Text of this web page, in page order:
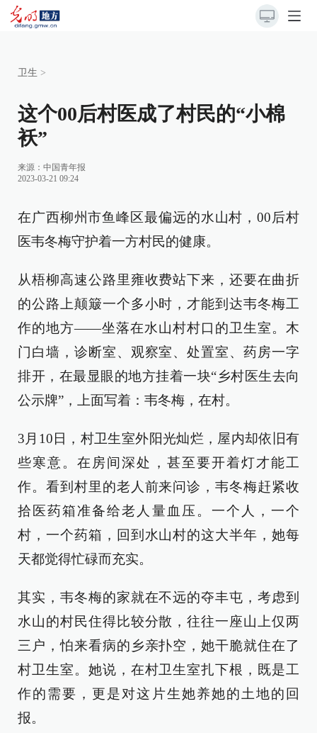
卫生 >
这个00后村医成了村民的“小棉
袄”
来源： 中国青年报
2023-03-21 09:24
在广西柳州市鱼峰区最偏远的水山村，00后村
医韦冬梅守护着一方村民的健康。
从梧柳高速公路里雍收费站下来，还要在曲折
的公路上颠簸一个多小时，才能到达韦冬梅工
作的地方——坐落在水山村村口的卫生室。木
门白墙，诊断室、观察室、处置室、药房一字
排开，在最显眼的地方挂着一块“乡村医生去向
公示牌”，上面写着：韦冬梅，在村。
3月10日，村卫生室外阳光灿烂，屋内却依旧有
些寒意。在房间深处，甚至要开着灯才能工
作。看到村里的老人前来问诊，韦冬梅赶紧收
拾医药箱准备给老人量血压。一个人，一个
村，一个药箱，回到水山村的这大半年，她每
天都觉得忙碌而充实。
其实，韦冬梅的家就在不远的夺丰屯，考虑到
水山的村民住得比较分散，往往一座山上仅两
三户，怕来看病的乡亲扑空，她干脆就住在了
村卫生室。她说，在村卫生室扎下根，既是工
作的需要，更是对这片生她养她的土地的回
报。